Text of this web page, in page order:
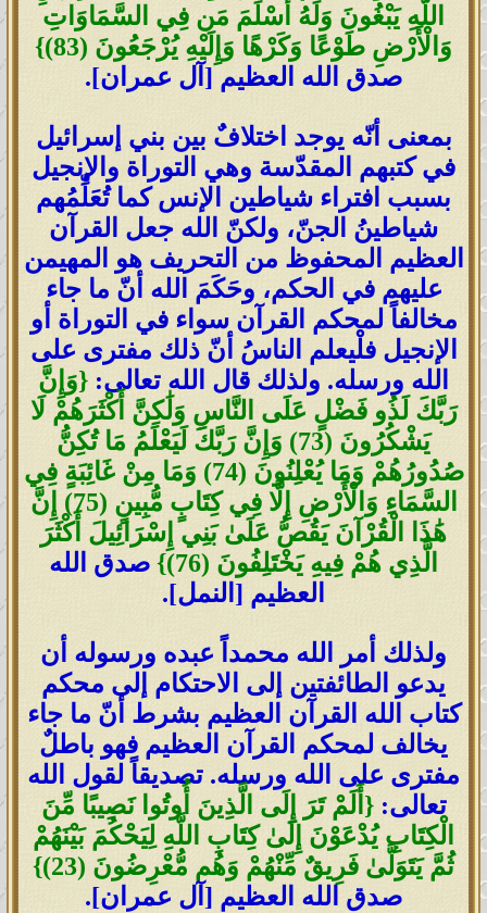
اللَّهِ يَبْغُونَ وَلَهُ أَسْلَمَ مَن فِي السَّمَاوَاتِ
وَالْأَرْضِ طَوْعًا وَكَرْهًا وَإِلَيْهِ يُرْجَعُونَ (83)}
صدق الله العظيم [آل عمران].
بمعنى أنّه يوجد اختلافٌ بين بني إسرائيل
في كتبهم المقدّسة وهي التوراة والإنجيل
بسبب افتراء شياطين الإنس كما تُعَلِّمُهم
شياطينُ الجنّ، ولكنّ الله جعل القرآن
العظيم المحفوظ من التحريف هو المهيمن
عليهم في الحكم، وحَكَمَ الله أنّ ما جاء
مخالفاً لمحكم القرآن سواء في التوراة أو
الإنجيل فلْيعلم الناسُ أنّ ذلك مفترى على
الله ورسله. ولذلك قال الله تعالى: {وَإِنَّ
رَبَّكَ لَذُو فَضْلٍ عَلَى النَّاسِ وَلَٰكِنَّ أَكْثَرَهُمْ لَا
يَشْكُرُونَ (73) وَإِنَّ رَبَّكَ لَيَعْلَمُ مَا تُكِنُّ
صُدُورُهُمْ وَمَا يُعْلِنُونَ (74) وَمَا مِنْ غَائِبَةٍ فِي
السَّمَاءِ وَالْأَرْضِ إِلَّا فِي كِتَابٍ مُّبِينٍ (75) إِنَّ
هَٰذَا الْقُرْآنَ يَقُصُّ عَلَىٰ بَنِي إِسْرَائِيلَ أَكْثَرَ
الَّذِي هُمْ فِيهِ يَخْتَلِفُونَ (76)}
صدق الله
العظيم [النمل].
ولذلك أمر الله محمداً عبده ورسوله أن
يدعو الطائفتين إلى الاحتكام إلى محكم
كتاب الله القرآن العظيم بشرط أنّ ما جاء
يخالف لمحكم القرآن العظيم فهو باطلٌ
مفترى على الله ورسله. تصديقاً لقول الله
تعالى:{أَلَمْ تَرَ إِلَى الَّذِينَ أُوتُوا نَصِيبًا مِّنَ
الْكِتَابِ يُدْعَوْنَ إِلَىٰ كِتَابِ اللَّهِ لِيَحْكُمَ بَيْنَهُمْ
ثُمَّ يَتَوَلَّىٰ فَرِيقٌ مِّنْهُمْ وَهُم مُّعْرِضُونَ (23)}
صدق الله العظيم [آل عمران].